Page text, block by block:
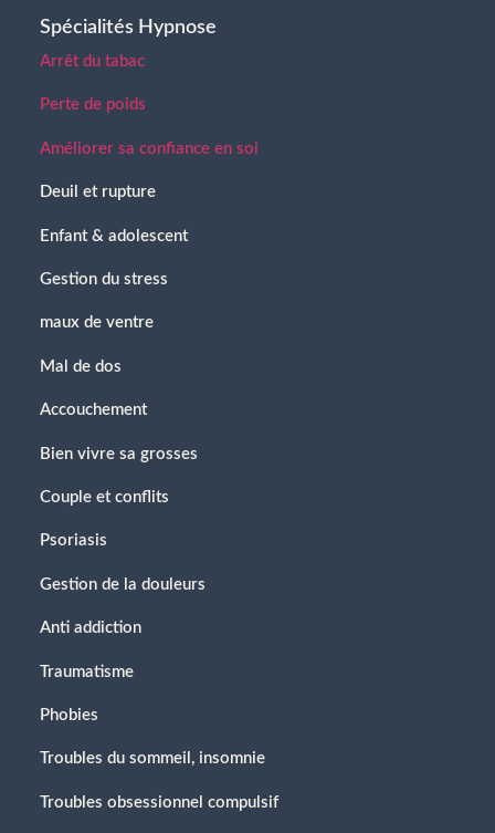
Spécialités Hypnose
Arrêt du tabac
Perte de poids
Améliorer sa confiance en soi
Deuil et rupture
Enfant & adolescent
Gestion du stress
maux de ventre
Mal de dos
Accouchement
Bien vivre sa grosses
Couple et conflits
Psoriasis
Gestion de la douleurs
Anti addiction
Traumatisme
Phobies
Troubles du sommeil, insomnie
Troubles obsessionnel compulsif